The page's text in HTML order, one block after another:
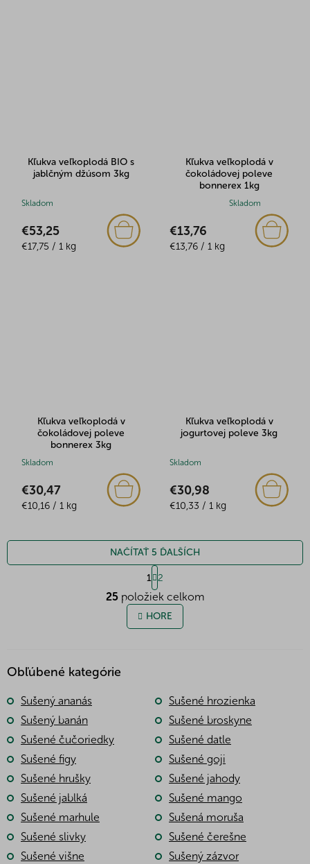
Kľukva veľkoplodá BIO s
jablčným džúsom 3kg
Skladom
€53,25
Jednotková
€17,75 / 1 kg
Kľukva veľkoplodá v
čokoládovej poleve
bonnerex 1kg
produktu
je
Skladom
€13,76
Jednotková
€13,76 / 1 kg
Kľukva veľkoplodá v
čokoládovej poleve
bonnerex 3kg
Skladom
€30,47
Jednotková
€10,16 / 1 kg
Kľukva veľkoplodá v
jogurtovej poleve 3kg
Skladom
€30,98
Jednotková
€10,33 / 1 kg
O
v
l
á
e
p
r
v
k
y
v
p
i
u
NAČÍTAŤ 5 ĎALŠÍCH
a
n
e
1 2
25položiek celkom
HORE
Obľúbené kategórie
Sušený ananás
Sušené hrozienka
Sušený banán
Sušené broskyne
Sušené čučoriedky
Sušené datle
Sušené figy
Sušené goji
Sušené hrušky
Sušené jahody
Sušené jablká
Sušené mango
Sušené marhule
Sušená moruša
Sušené slivky
Sušené čerešne
Sušené višne
Sušený zázvor